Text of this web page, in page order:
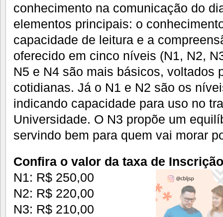
conhecimento na comunicação do
elementos principais: o
capacidade de leitura e a
oferecido em cinco níveis (N1, N2,
N5 e N4 são mais básicos, voltados
cotidianas. Já o N1 e N2 são os
indicando capacidade para uso no
Universidade. O N3 propõe um
servindo bem para quem vai morar
Confira o valor da taxa de
N1: R$ 250,00
N2: R$ 220,00
N3: R$ 210,00